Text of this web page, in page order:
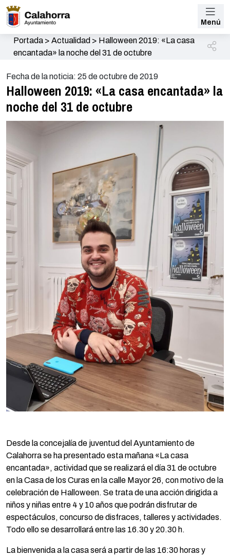
Menú
Portada> Actualidad > Halloween 2019: «La casa
encantada» la noche del 31 de octubre
Fecha de la noticia: 25 de octubre de 2019
Halloween 2019: «La casa encantada» la
noche del 31 de octubre
Desde la concejalía de juventud del Ayuntamiento de
Calahorra se ha presentado esta mañana «La casa
encantada», actividad que se realizará el día 31 de octubre
en la Casa de los Curas en la calle Mayor 26, con motivo de la
celebración de Halloween. Se trata de una acción dirigida a
niños y niñas entre 4 y 10 años que podrán disfrutar de
espectáculos, concurso de disfraces, talleres y actividades.
Todo ello se desarrollará entre las 16.30 y 20.30 h.
La bienvenida a la casa será a partir de las 16:30 horas y